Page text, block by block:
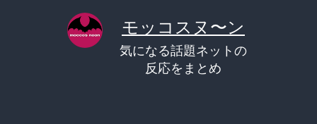
モッコスヌ〜ン
気になる話題ネットの
反応をまとめ